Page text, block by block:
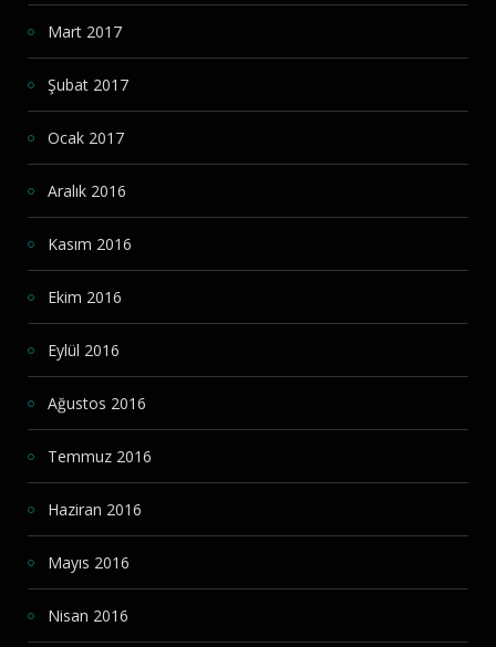
Mart 2017
Şubat 2017
Ocak 2017
Aralık 2016
Kasım 2016
Ekim 2016
Eylül 2016
Ağustos 2016
Temmuz 2016
Haziran 2016
Mayıs 2016
Nisan 2016